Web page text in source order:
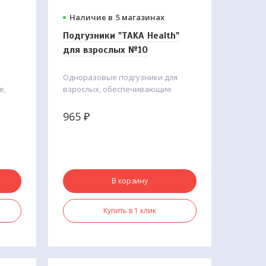
Наличие в 5 магазинах
Подгузники "TAKA Health"
для взрослых №10
Одноразовые подгузники для
взрослых, обеспечивающие
средней и тяжёлой степени
965 ₽
В корзину
Купить в 1 клик